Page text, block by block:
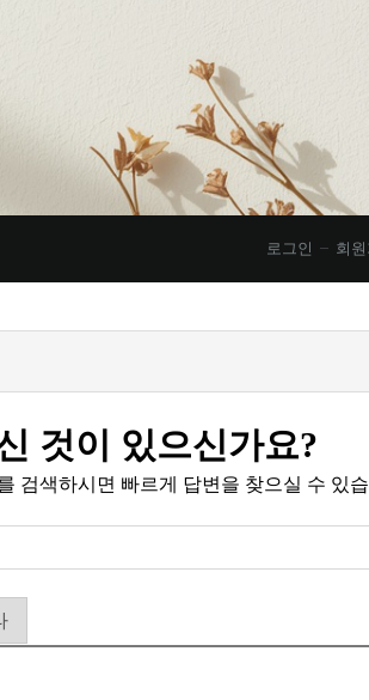
회
로그인
것이 있으신가요?
검색하시면 빠르게 답변을 찾으실 수 있